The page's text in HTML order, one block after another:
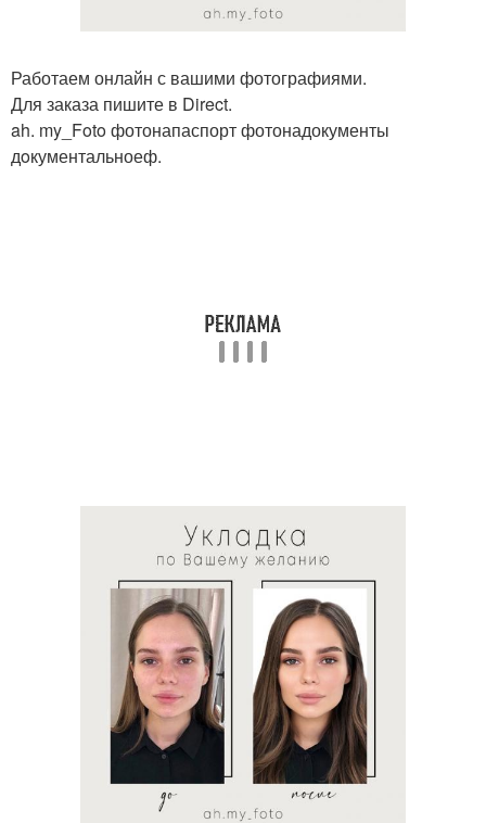
Работаем онлайн с вашими фотографиями.
Для заказа пишите в Direct.
ah. my_Foto фотонапаспорт фотонадокументы
дoкументальноеф.